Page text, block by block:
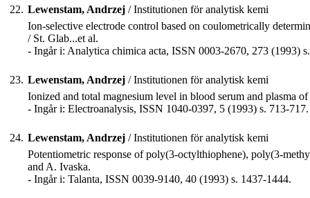
22. Lewenstam, Andrzej / Institutionen för analytisk kemi
Ion-selective electrode control based on coulometrically
/ St. Glab...et al.
- Ingår i: Analytica chimica acta, ISSN 0003-2670, 273 (1993)
23. Lewenstam, Andrzej / Institutionen för analytisk kemi
Ionized and total magnesium level in blood serum and plasma
- Ingår i: Electroanalysis, ISSN 1040-0397, 5 (1993) s. 713-717.
24. Lewenstam, Andrzej / Institutionen för analytisk kemi
Potentiometric response of poly(3-octylthiophene), poly(3-
and A. Ivaska.
- Ingår i: Talanta, ISSN 0039-9140, 40 (1993) s. 1437-1444.